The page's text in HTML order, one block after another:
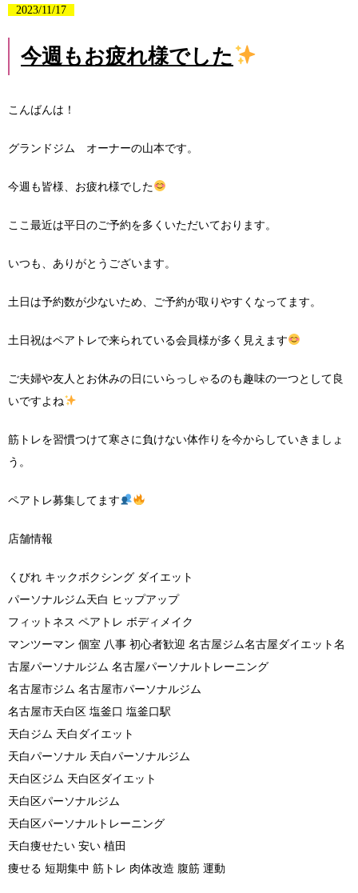
2023/11/17
今週もお疲れ様でした
こんばんは！
グランドジム オーナーの山本です。
今週も皆様、お疲れ様でした
ここ最近は平日のご予約を多くいただいております。
いつも、ありがとうございます。
土日は予約数が少ないため、ご予約が取りやすくなってます。
土日祝はペアトレで来られている会員様が多く見えます
ご夫婦や友人とお休みの日にいらっしゃるのも趣味の一つとして良
いですよね
筋トレを習慣つけて寒さに負けない体作りを今からしていきましょ
う。
ペアトレ募集してます
店舗情報
くびれ キックボクシング ダイエット
パーソナルジム天白 ヒップアップ
フィットネス ペアトレ ボディメイク
マンツーマン 個室 八事 初心者歓迎 名古屋ジム名古屋ダイエット名
古屋パーソナルジム 名古屋パーソナルトレーニング
名古屋市ジム 名古屋市パーソナルジム
名古屋市天白区 塩釜口 塩釜口駅
天白ジム 天白ダイエット
天白パーソナル 天白パーソナルジム
天白区ジム 天白区ダイエット
天白区パーソナルジム
天白区パーソナルトレーニング
天白痩せたい 安い 植田
痩せる 短期集中 筋トレ 肉体改造 腹筋 運動